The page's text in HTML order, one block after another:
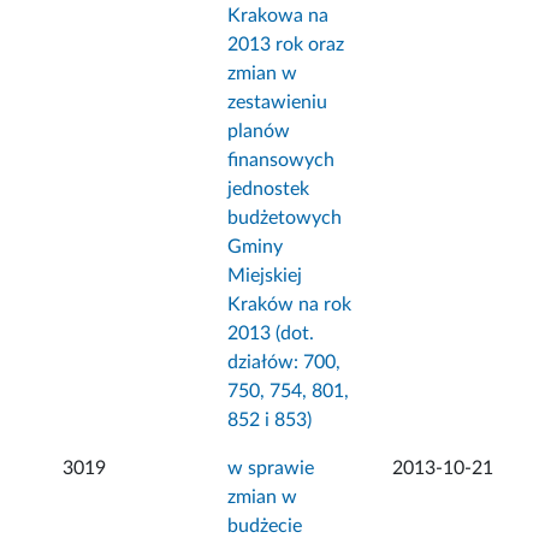
Krakowa na
2013 rok oraz
zmian w
zestawieniu
planów
finansowych
jednostek
budżetowych
Gminy
Miejskiej
Kraków na rok
2013 (dot.
działów: 700,
750, 754, 801,
852 i 853)
3019
w sprawie
zmian w
budżecie
2013-10-21